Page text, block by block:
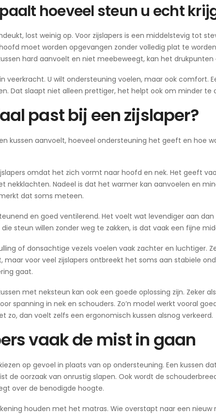
hoeveel steun u echt
lost weinig op. Voor zijslapers is een middelstevig tot
moet worden opgevangen zonder volledig plat te worden.
hard aanvoelt en niet meebeweegt, kan het drukpunten
veerkracht. U wilt ondersteuning voelen, maar ook comfort.
Dat slaapt niet alleen prettiger, het helpt ook om minder te
past bij een zijslaper?
kussen aanvoelt, hoeveel ondersteuning het geeft en hoe
omdat het zich vormt naar hoofd en nek. Het geeft
nekklachten. Nadeel is dat het warmer kan aanvoelen en
dat soms meteen.
en goed ventilerend. Het voelt wat levendiger aan
steun willen zonder weg te zakken, is dat vaak een fijne
of donsachtige vezels voelen vaak zachter en luchtiger.
maar voor veel zijslapers ontbreekt het soms aan stabiele
gaat.
met neksteun kan ook een goede oplossing zijn. Zeker
spanning in nek en schouders. Zo’n model werkt vooral
zo, dan voelt zelfs een ergonomisch kussen alsnog verkeerd.
vaak de mist in gaan
op gevoel in plaats van op ondersteuning. Een kussen
de oorzaak van onrustig slapen. Ook wordt de
over de benodigde hoogte.
houden met het matras. Wie overstapt naar een